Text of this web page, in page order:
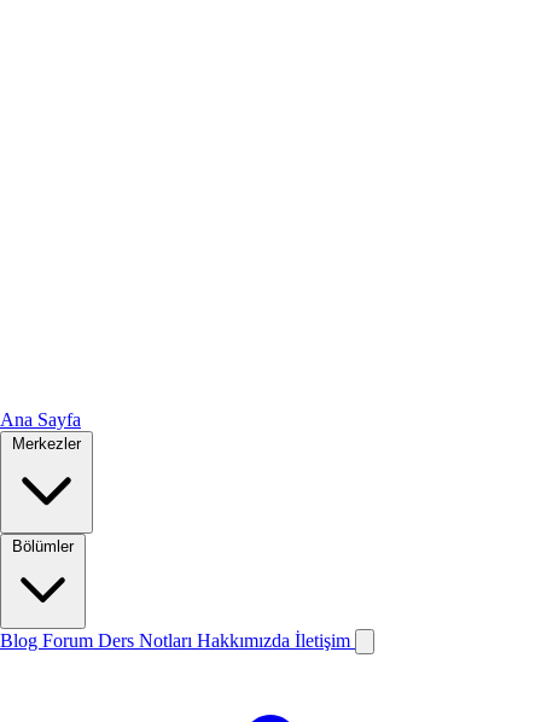
Ana Sayfa
Merkezler
Bölümler
Blog Forum Ders Notları Hakkımızda İletişim